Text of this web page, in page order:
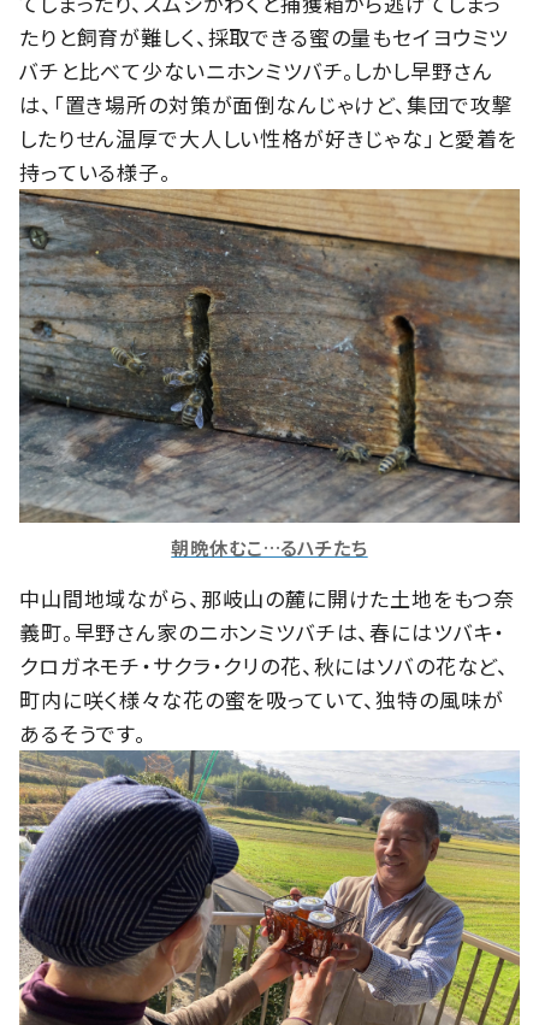
たりと飼育が難しく、採取できる蜜の量もセイヨウミツ
バチと比べて少ないニホンミツバチ。しかし早野さん
は、「置き場所の対策が面倒なんじゃけど、集団で攻撃
したりせん温厚で大人しい性格が好きじゃな」と愛着を
持っている様子。
朝晩休むこ…るハチたち
中山間地域ながら、那岐山の麓に開けた土地をもつ奈
義町。早野さん家のニホンミツバチは、春にはツバキ・
クロガネモチ・サクラ・クリの花、秋にはソバの花など、
町内に咲く様々な花の蜜を吸っていて、独特の風味が
あるそうです。